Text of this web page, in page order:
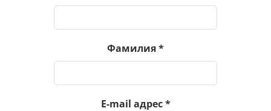
Фамилия*
E-mail адрес*